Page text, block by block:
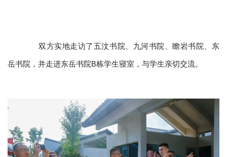
双方实地走访了五汶书院、九河书院、瞻岩书院、东
岳书院，并走进东岳书院B栋学生寝室，与学生亲切交流。